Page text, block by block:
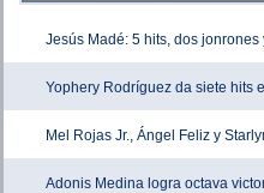
Jesús Madé: 5 hits, dos
Yophery Rodríguez da siete hits
Mel Rojas Jr., Ángel Feliz y
Adonis Medina logra octava